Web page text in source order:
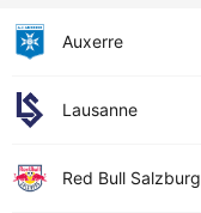
Auxerre
Lausanne
Red Bull Salzburg